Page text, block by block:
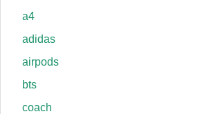
a4
adidas
airpods
bts
coach